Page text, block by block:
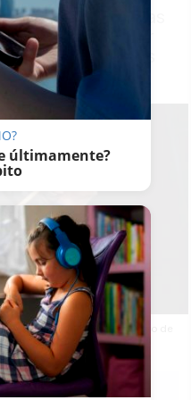
de Fiestas
de no ofrecer
reservar entradas
celebrado en febrero de
últimamente?